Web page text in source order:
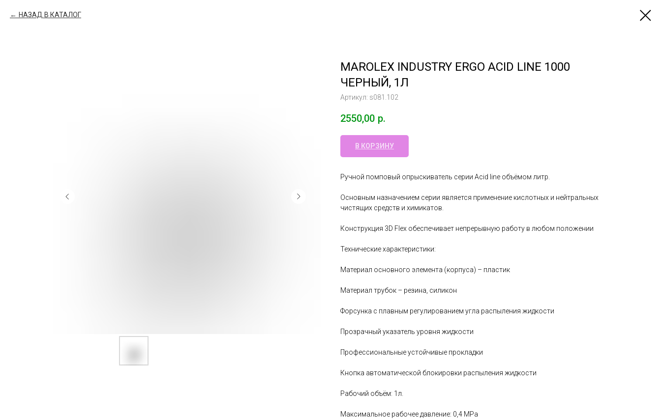
НАЗАД В КАТАЛОГ
MAROLEX INDUSTRY ERGO ACID LINE 1000
ЧЕРНЫЙ, 1Л
Артикул: s081.102
2550,00 р.
В КОРЗИНУ
Ручной помповый опрыскиватель серии Acid line объёмом литр.
Основным назначением серии является применение кислотных и нейтральных
чистящих средств и химикатов.
Конструкция 3D Flex обеспечивает непрерывную работу в любом положении
Технические характеристики:
Материал основного элемента (корпуса) – пластик
Материал трубок – резина, силикон
Форсунка с плавным регулированием угла распыления жидкости
Прозрачный указатель уровня жидкости
Профессиональные устойчивые прокладки
Кнопка автоматической блокировки распыления жидкости
Рабочий объём: 1л.
Максимальное рабочее давление: 0,4 MPa